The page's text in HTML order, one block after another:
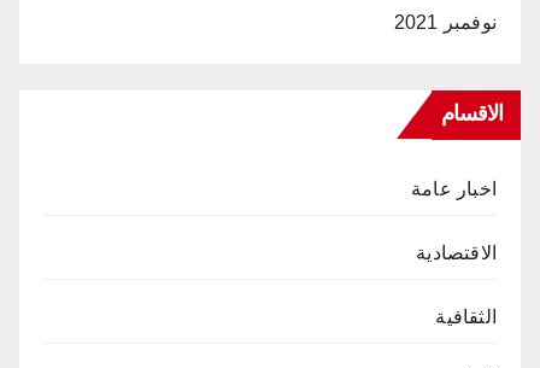
نوفمبر 2021
الاقسام
اخبار عامة
الاقتصادية
الثقافية